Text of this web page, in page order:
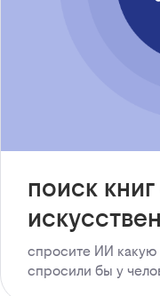
поиск
спросите ИИ какую
спросили бы у